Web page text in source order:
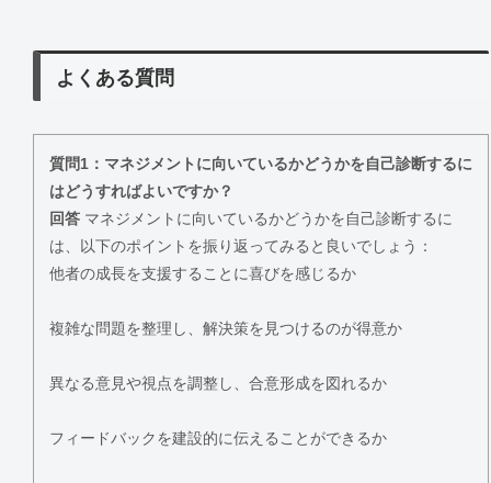
よくある質問
質問1：マネジメントに向いているかどうかを自己診断するに
はどうすればよいですか？
回答 マネジメントに向いているかどうかを自己診断するに
は、以下のポイントを振り返ってみると良いでしょう：
他者の成長を支援することに喜びを感じるか
複雑な問題を整理し、解決策を見つけるのが得意か
異なる意見や視点を調整し、合意形成を図れるか
フィードバックを建設的に伝えることができるか